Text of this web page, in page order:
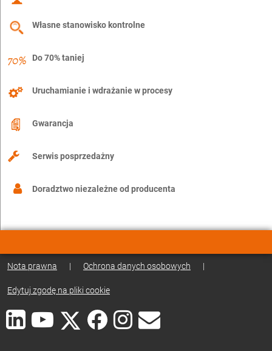
Własne stanowisko kontrolne
Do 70% taniej
Uruchamianie i wdrażanie w procesy
Gwarancja
Serwis posprzedażny
Doradztwo niezależne od producenta
Nota prawna | Ochrona danych osobowych |
Edytuj zgodę na pliki cookie